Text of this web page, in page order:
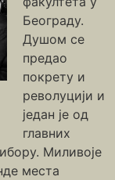
Београду.
Душом се
предао
покрету и
револуцији и
један је од
главних
Миливоје
места